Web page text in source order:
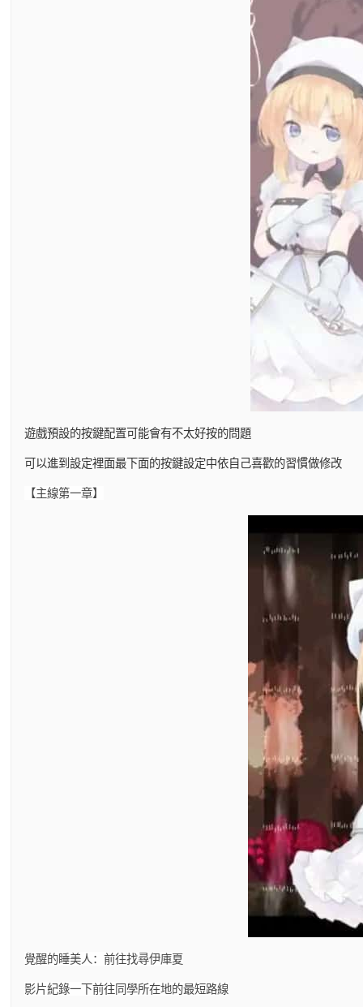
遊戲預設的按鍵配置可能會有不太好按的問題
可以進到設定裡面最下面的按鍵設定中依自己喜歡的習慣做修改
【主線第一章】
覺醒的睡美人：前往找尋伊庫夏
影片紀錄一下前往同學所在地的最短路線